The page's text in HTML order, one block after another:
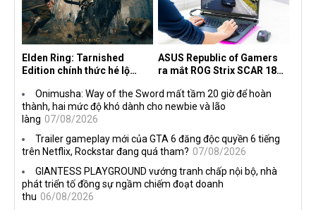
Elden Ring: Tarnished
Edition chính thức hé lộ
ASUS Republic of Gamers
ra mắt ROG Strix SCAR 18
Onimusha: Way of the Sword mất tầm 20 giờ để hoàn
thành, hai mức độ khó dành cho newbie và lão
làng 07/08/2026
Trailer gameplay mới của GTA 6 đăng độc quyền 6 tiếng
trên Netflix, Rockstar đang quá tham? 07/08/2026
GIANTESS PLAYGROUND vướng tranh chấp nội bộ, nhà
phát triển tố đồng sự ngầm chiếm đoạt doanh
thu 06/08/2026